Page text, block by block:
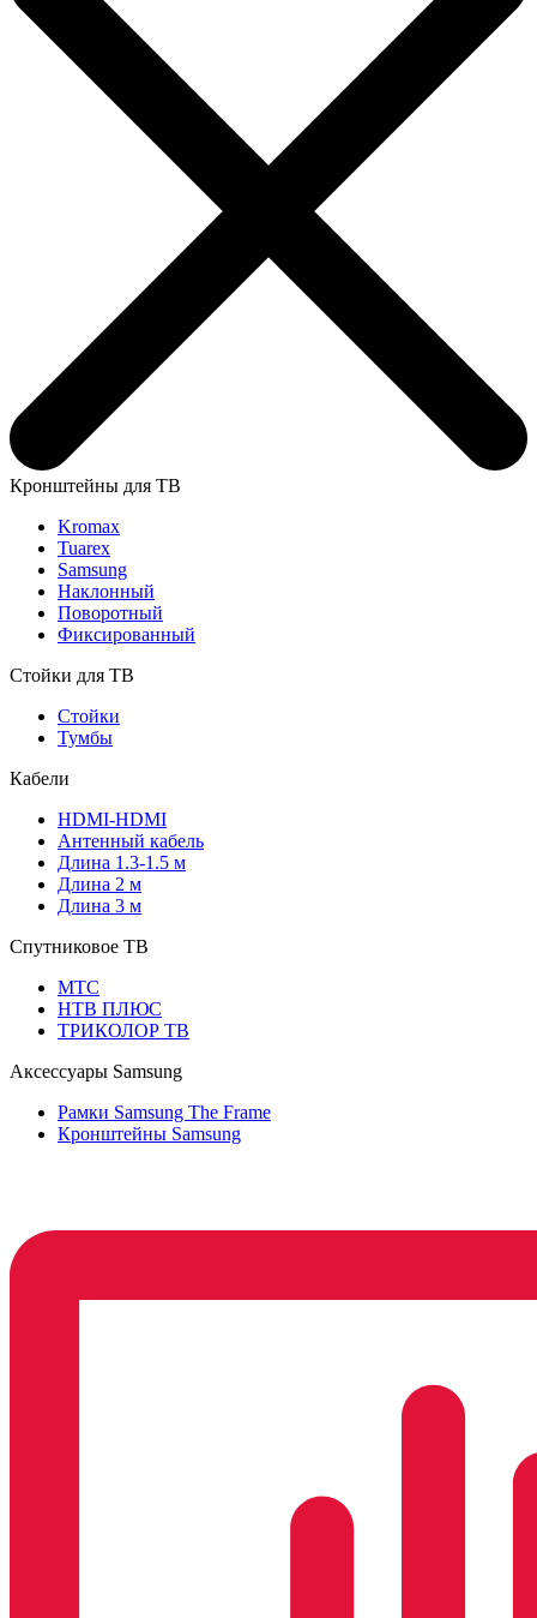
Кронштейны для ТВ
Kromax
Tuarex
Samsung
Наклонный
Поворотный
Фиксированный
Стойки для ТВ
Стойки
Тумбы
Кабели
HDMI-HDMI
Антенный кабель
Длина 1.3-1.5 м
Длина 2 м
Длина 3 м
Спутниковое ТВ
МТС
НТВ ПЛЮС
ТРИКОЛОР ТВ
Аксессуары Samsung
Рамки Samsung The Frame
Кронштейны Samsung